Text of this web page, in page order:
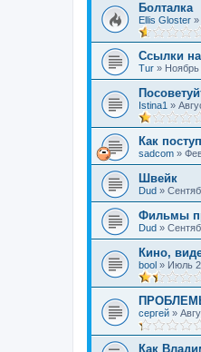
Болталка
Ellis Gloster »
Ссылки
Tur » Ноябрь
Istina1 »
Как
sadcom »
Швейк
Dud »
Фильмы
Dud »
Кино,
bool » Июль
сергей »
Как